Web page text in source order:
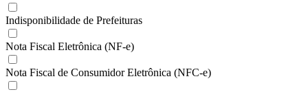
Indisponibilidade de Prefeituras
Nota Fiscal Eletrônica (NF-e)
Nota Fiscal de Consumidor Eletrônica (NFC-e)